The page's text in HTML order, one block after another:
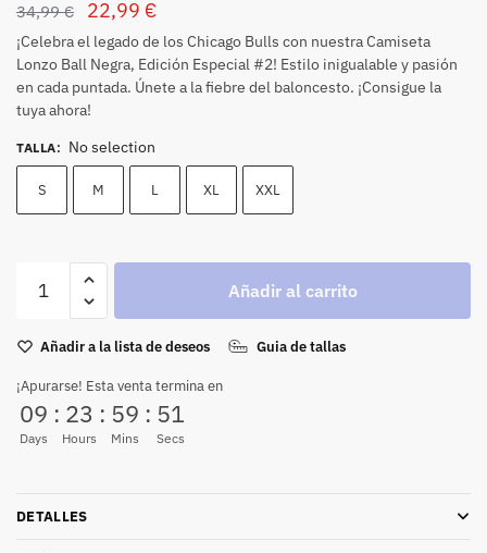
34,99€ 22,99 €
¡Celebra el legado de los Chicago Bulls con nuestra Camiseta
Lonzo Ball Negra, Edición Especial #2! Estilo inigualable y pasión
en cada puntada. Únete a la fiebre del baloncesto. ¡Consigue la
tuya ahora!
TALLA: No selection
S M L XL XXL
Añadir al carrito
Añadir a la lista de deseos Guia de tallas
¡Apurarse! Esta venta termina en
09
Days
: 23
Hours
: 59
Mins
: 51
Secs
DETALLES